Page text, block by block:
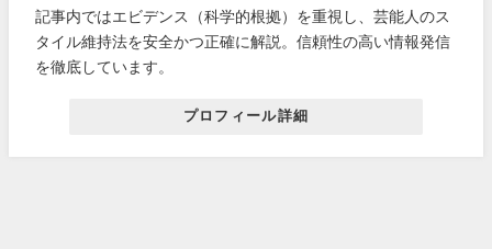
記事内ではエビデンス（科学的根拠）を重視し、芸能人のス
タイル維持法を安全かつ正確に解説。信頼性の高い情報発信
を徹底しています。
プロフィール詳細